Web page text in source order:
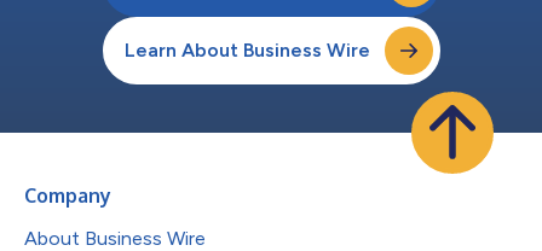
Learn About Business Wire
Company
About Business Wire